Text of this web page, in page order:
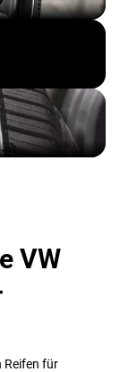
VW
Reifen für